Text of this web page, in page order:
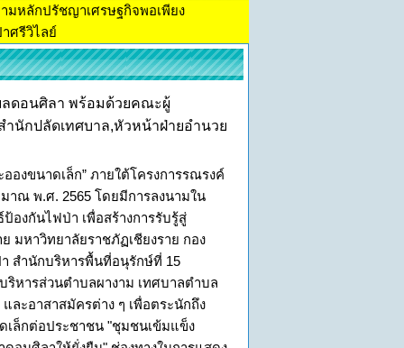
หลักปรัชญาเศรษฐกิจพอเพียง
ศรีวิไลย์
ลดอนศิลา พร้อมด้วยคณะผู้
นักปลัดเทศบาล,หัวหน้าฝ่ายอำนวย
งขนาดเล็ก” ภายใต้โครงการรณรงค์
าณ พ.ศ. 2565 โดยมีการลงนามใน
งกันไฟป่า เพื่อสร้างการรับรู้สู่
มหาวิทยาลัยราชภัฏเชียงราย กอง
สำนักบริหารพื้นที่อนุรักษ์ที่ 15
ริหารส่วนตำบลผางาม เทศบาลตำบล
ะอาสาสมัครต่าง ๆ เพื่อตระนักถึง
เล็กต่อประชาชน "ชุมชนเข้มแข็ง